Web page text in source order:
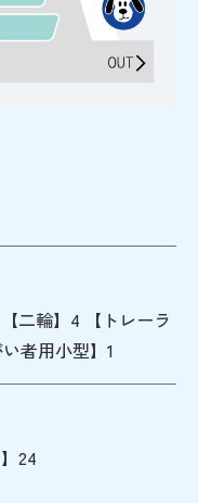
二輪】4 【トレーラ
者用小型】1
24